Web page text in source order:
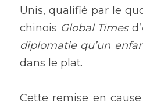
Unis, qualifié par le
chinois Global Times
diplomatie qu’un
dans le plat.
Cette remise en